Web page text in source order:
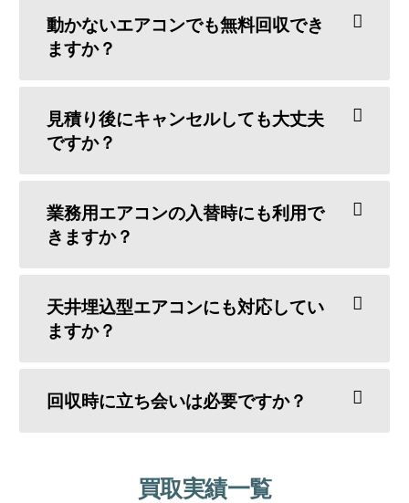
動かないエアコンでも無料回収でき
ますか？
見積り後にキャンセルしても大丈夫
ですか？
業務用エアコンの入替時にも利用で
きますか？
天井埋込型エアコンにも対応してい
ますか？
回収時に立ち会いは必要ですか？
買取実績一覧